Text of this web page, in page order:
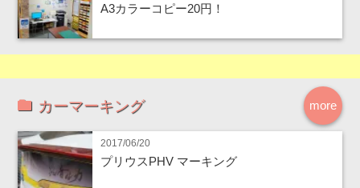
A3カラーコピー20円！
more
カーマーキング
2017/06/20
プリウスPHV マーキング